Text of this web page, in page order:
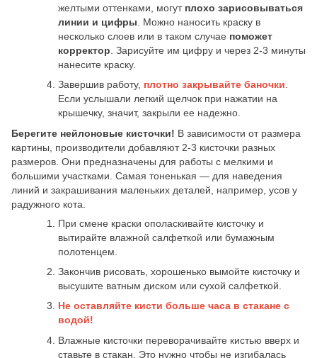
желтыми оттенками, могут плохо зарисовываться
линии и цифры . Можно наносить краску в
несколько слоев или в таком случае поможет
корректор . Зарисуйте им цифру и через 2-3 минуты
нанесите краску.
Завершив работу, плотно закрывайте баночки.
Если услышали легкий щелчок при нажатии на
крышечку, значит, закрыли ее надежно.
Берегите нейлоновые кисточки! В зависимости от размера
картины, производители добавляют 2-3 кисточки разных
размеров. Они предназначены для работы с мелкими и
большими участками. Самая тоненькая — для наведения
линий и закрашивания маленьких деталей, например, усов у
радужного кота.
При смене краски ополаскивайте кисточку и
вытирайте влажной салфеткой или бумажным
полотенцем.
Закончив рисовать, хорошенько вымойте кисточку и
высушите ватным диском или сухой салфеткой.
Не оставляйте кисти больше часа в стакане с
водой!
Влажные кисточки переворачивайте кистью вверх и
ставьте в стакан. Это нужно чтобы не изгибалась